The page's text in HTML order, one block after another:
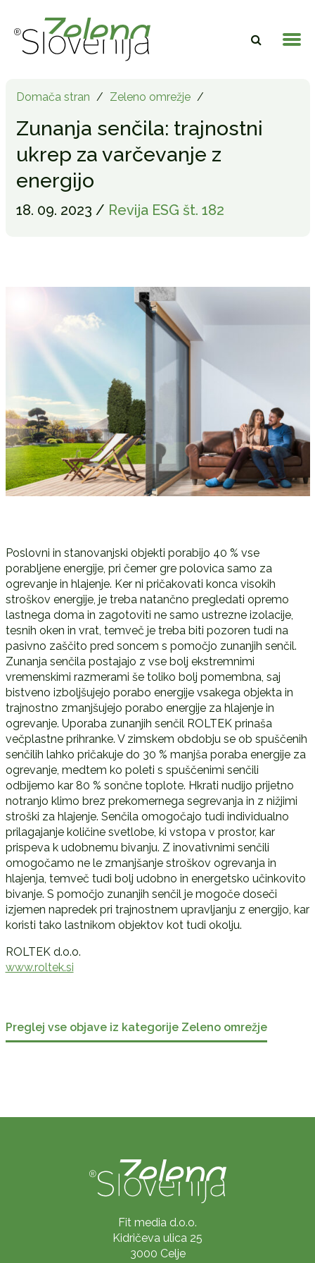
Domača stran / Zeleno omrežje /
Zunanja senčila: trajnostni
ukrep za varčevanje z
energijo
18. 09. 2023 / Revija ESG št. 182
Poslovni in stanovanjski objekti porabijo 40 % vse
porabljene energije, pri čemer gre polovica samo za
ogrevanje in hlajenje. Ker ni pričakovati konca visokih
stroškov energije, je treba natančno pregledati opremo
lastnega doma in zagotoviti ne samo ustrezne izolacije,
tesnih oken in vrat, temveč je treba biti pozoren tudi na
pasivno zaščito pred soncem s pomočjo zunanjih senčil.
Zunanja senčila postajajo z vse bolj ekstremnimi
vremenskimi razmerami še toliko bolj pomembna, saj
bistveno izboljšujejo porabo energije vsakega objekta in
trajnostno zmanjšujejo porabo energije za hlajenje in
ogrevanje. Uporaba zunanjih senčil ROLTEK prinaša
večplastne prihranke. V zimskem obdobju se ob spuščenih
senčilih lahko pričakuje do 30 % manjša poraba energije za
ogrevanje, medtem ko poleti s spuščenimi senčili
odbijemo kar 80 % sončne toplote. Hkrati nudijo prijetno
notranjo klimo brez prekomernega segrevanja in z nižjimi
stroški za hlajenje. Senčila omogočajo tudi individualno
prilagajanje količine svetlobe, ki vstopa v prostor, kar
prispeva k udobnemu bivanju. Z inovativnimi senčili
omogočamo ne le zmanjšanje stroškov ogrevanja in
hlajenja, temveč tudi bolj udobno in energetsko učinkovito
bivanje. S pomočjo zunanjih senčil je mogoče doseči
izjemen napredek pri trajnostnem upravljanju z energijo, kar
koristi tako lastnikom objektov kot tudi okolju.
ROLTEK d.o.o.
www.roltek.si
Preglej vse objave iz kategorije Zeleno omrežje
Fit media d.o.o.
Kidričeva ulica 25
3000 Celje